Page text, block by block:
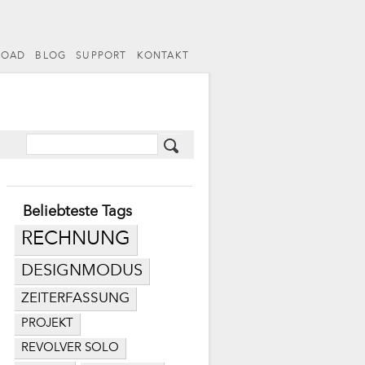
BLOG SUPPORT KONTAKT
Beliebteste Tags
RECHNUNG
DESIGNMODUS
ZEITERFASSUNG
PROJEKT
REVOLVER SOLO